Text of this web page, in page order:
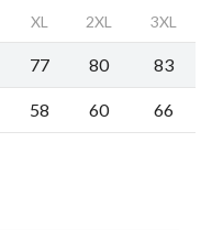
XL 2XL 3XL
77 80 83
58 60 66